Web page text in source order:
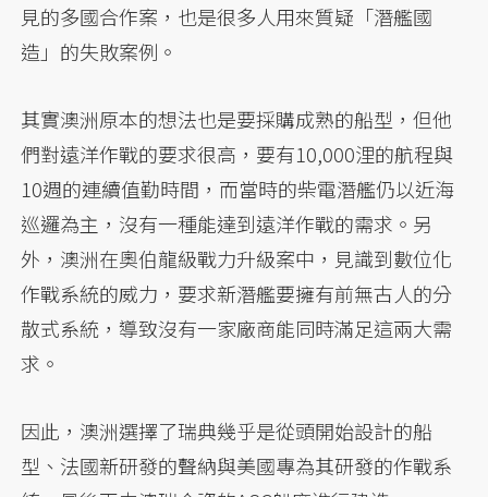
見的多國合作案，也是很多人用來質疑「潛艦國
造」的失敗案例。
其實澳洲原本的想法也是要採購成熟的船型，但他
們對遠洋作戰的要求很高，要有10,000浬的航程與
10週的連續值勤時間，而當時的柴電潛艦仍以近海
巡邏為主，沒有一種能達到遠洋作戰的需求。另
外，澳洲在奧伯龍級戰力升級案中，見識到數位化
作戰系統的威力，要求新潛艦要擁有前無古人的分
散式系統，導致沒有一家廠商能同時滿足這兩大需
求。
因此，澳洲選擇了瑞典幾乎是從頭開始設計的船
型、法國新研發的聲納與美國專為其研發的作戰系